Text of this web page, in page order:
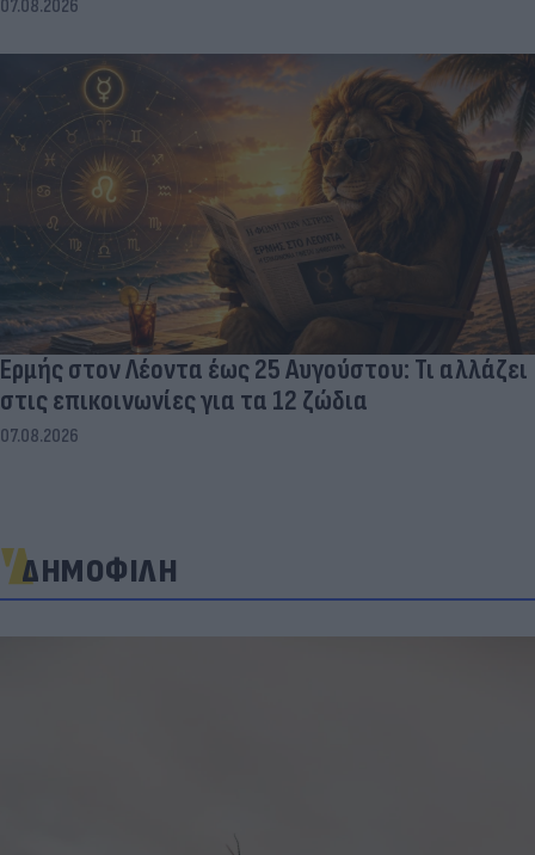
07.08.2026
Ερμής στον Λέοντα έως 25 Αυγούστου: Τι αλλάζει
στις επικοινωνίες για τα 12 ζώδια
07.08.2026
ΔΗΜΟΦΙΛΗ